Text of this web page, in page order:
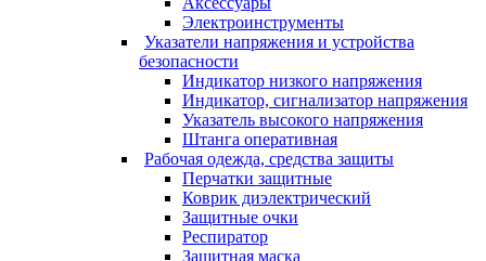
Электроинструменты
Указатели напряжения и устройства
безопасности
Индикатор низкого напряжения
Индикатор, сигнализатор напряжения
Указатель высокого напряжения
Штанга оперативная
Рабочая одежда, средства защиты
Перчатки защитные
Коврик диэлектрический
Защитные очки
Респиратор
Защитная маска